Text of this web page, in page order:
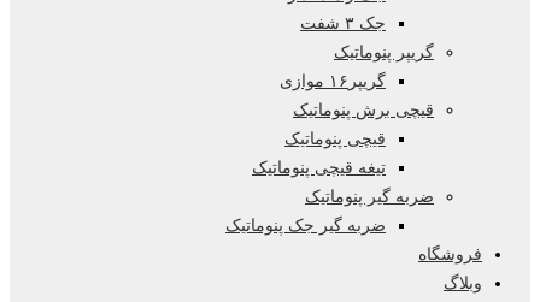
جک ۳ شفت
گریپر پنوماتیک
گریپر۱۶ موازی
قیچی برش پنوماتیک
قیچی پنوماتیک
تیغه قیچی پنوماتیک
ضربه گیر پنوماتیک
ضربه گیر جک پنوماتیک
فروشگاه
وبلاگ